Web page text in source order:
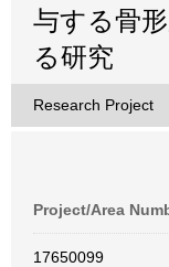
与する骨
る研究
Research Project
Project/Area
17650099